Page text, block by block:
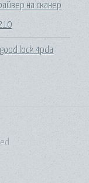
на сканер
lock 4pda